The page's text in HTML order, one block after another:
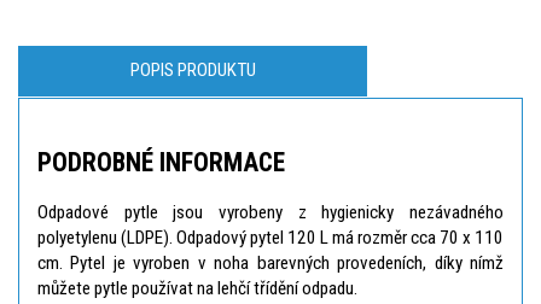
POPIS PRODUKTU
PODROBNÉ INFORMACE
Odpadové pytle jsou vyrobeny z hygienicky nezávadného
polyetylenu (LDPE). Odpadový pytel 120 L má rozměr cca 70 x 110
cm. Pytel je vyroben v noha barevných provedeních, díky nímž
můžete pytle používat na lehčí třídění odpadu.